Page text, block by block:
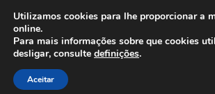
ENVIO a partir de 7
Seg-Sex, das 9h às 16h
Ir
para
Saltar
para
Utilizamos cookies para lhe proporcionar a
online.
Para mais informações sobre que cookies
desligar, consulte definições.
Aceitar